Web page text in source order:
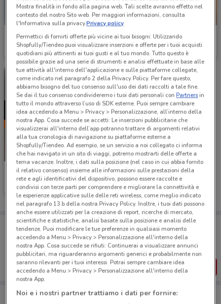
WindTre
Scade il 20/09 961 m
WindTre
Scade lunedì
-3 GIORNI
WindTre
Scade lunedì 961 m
Porta DoveConviene sempre con te!
Puoi trovare le migliori offerte dei negozi vicino a te,
salvarle e creare la tua lista del risparmio, comodamente
dal tuo cellulare.
SCARICA L’APP
Mostra finalità in fondo alla pagina web. Tali scelte avranno effetto nel
contesto del nostro Sito web. Per maggiori informazioni, consulta
l'Informativa sulla privacy.Privacy policy
Permettici di fornirti offerte più vicine ai tuoi bisogni: Utilizzando
Shopfully/Tiendeo puoi visualizzare inserzioni e offerte per i tuoi acquisti
quotidiani più attinenti ai tuoi gusti e al tuo mondo. Tutto questo è
possibile grazie ad una serie di strumenti e analisi effettuate in base alle
tue attività all'interno dell'applicazione e sulle piattaforme collegate,
come indicato nel paragrafo 2 della Privacy Policy. Per fare questo,
abbiamo bisogno del tuo consenso sull'uso dei dati raccolti a tale fine.
Se dai il tuo consenso condivideremo i tuoi dati personali conPartnersin
tutto il mondo attraverso l’uso di SDK esterne. Puoi sempre cambiare
idea accedendo a Menu > Privacy > Personalizzazione, all’interno della
nostra App. Cosa succede se accetti: Le inserzioni pubblicitarie che
visualizzerai all'interno dell’app potranno trattare di argomenti relativi
alla tua cronologia di navigazione su piattaforme esterne a
Shopfully/Tiendeo. Ad esempio, se un servizio a noi collegato ci informa
che hai navigato in un sito di viaggi, potremo mostrarti delle offerte a
tema vacanze. Inoltre, i dati sulla posizione (nel caso in cui abbia fornito
il relativo consenso) insieme alle informazioni sulle prestazioni della
rete e agli identificativi del dispositivo, possono essere raccolte e
condivisi con terze parti per comprendere e migliorare la connettività e
le esperienze applicative sulle delle reti wireless, come meglio indicato
nel paragrafo 13.b della nostra Privacy Policy. Inoltre, i tuoi dati possono
anche essere utilizzati per la creazione di report, ricerche di mercato,
scientifiche e statistiche, analisi basate sulla posizione e analisi delle
tendenze. Puoi modificare le tue preferenze in qualsiasi momento
accedendo a Menu > Privacy > Personalizzazione all'interno della
nostra App. Cosa succede se rifiuti: Continuerai a visualizzare annunci
pubblicitari, ma riguarderanno argomenti generici e probabilmente non
saranno rilevanti per i tuoi interessi. Potrai sempre cambiare idea
accedendo a Menu > Privacy > Personalizzazione all'interno della
nostra App.
Noi e i nostri partner trattiamo i dati per fornire: